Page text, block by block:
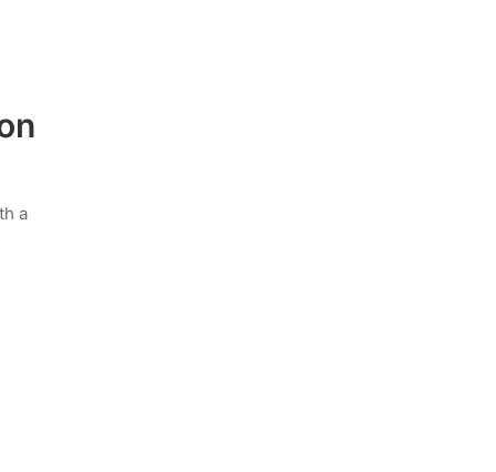
a